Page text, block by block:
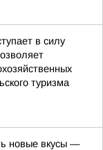
в силу
туризма
новые вкусы —